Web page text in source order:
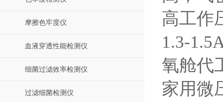
摩擦色牢度仪
血液穿透性能检测仪
细菌过滤效率检测仪
过滤细菌检测仪
高工作
1.3-
氧舱代
家用微